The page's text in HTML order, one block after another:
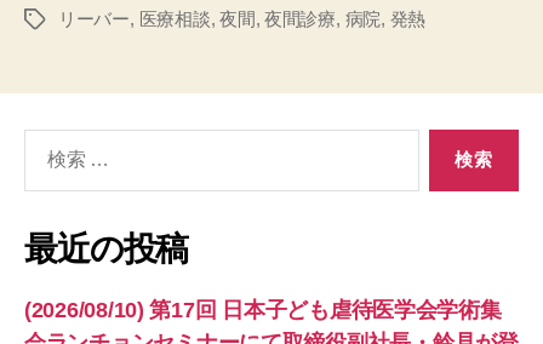
タ
リーバー, 医療相談, 夜間, 夜間診療, 病院, 発熱
象:
最近の投稿
(2026/08/10) 第17回 日本子ども虐待医学会学術集